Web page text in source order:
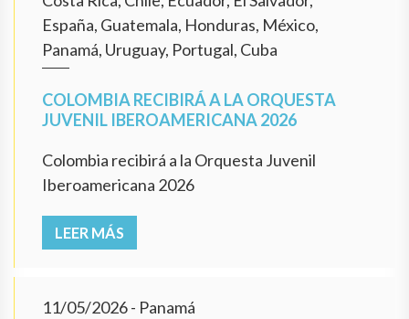
España, Guatemala, Honduras, México,
Panamá, Uruguay, Portugal, Cuba
COLOMBIA RECIBIRÁ A LA ORQUESTA
JUVENIL IBEROAMERICANA 2026
Colombia recibirá a la Orquesta Juvenil
Iberoamericana 2026
LEER MÁS
11/05/2026- Panamá